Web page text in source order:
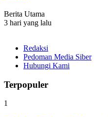
Berita Utama
3 hari yang lalu
Redaksi
Pedoman Media Siber
Hubungi Kami
Terpopuler
1